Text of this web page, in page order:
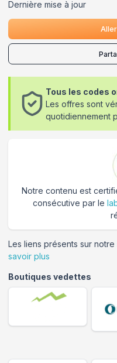
Dernière mise à jour
Tous les codes
Les offres sont
quotidiennement
Notre contenu est
consécutive par le
Les liens présents sur
savoir plus
Boutiques vedettes